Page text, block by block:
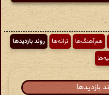
هم‌آهنگ‌ها ترانه‌ها
روند بازدیدها
بازدیدها